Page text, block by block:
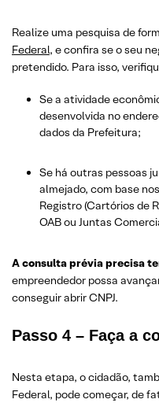
Realize uma pesquisa de
Federal, e confira se o seu
pretendido. Para isso,
Se a atividade
desenvolvida no
dados da Prefeitura;
Se há outras pessoas
almejado, com base
Registro (Cartórios de
OAB ou Juntas
A consulta prévia precisa
empreendedor possa
conseguir abrir CNPJ.
Passo 4 – Faça a
Nesta etapa, o cidadão,
Federal, pode começar, de